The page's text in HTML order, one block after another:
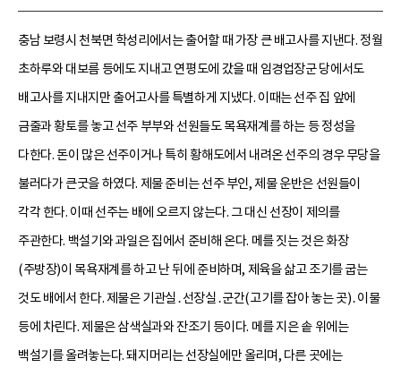
충남 보령시 천북면 학성리에서는 출어할 때 가장 큰 배고사를 지낸다. 정월
초하루와 대보름 등에도 지내고 연평도에 갔을 때 임경업장군 당에서도
배고사를 지내지만 출어고사를 특별하게 지냈다. 이때는 선주 집 앞에
금줄과 황토를 놓고 선주 부부와 선원들도 목욕재계를 하는 등 정성을
다한다. 돈이 많은 선주이거나 특히 황해도에서 내려온 선주의 경우 무당을
불러다가 큰굿을 하였다. 제물 준비는 선주 부인, 제물 운반은 선원들이
각각 한다. 이때 선주는 배에 오르지 않는다. 그 대신 선장이 제의를
주관한다. 백설기와 과일은 집에서 준비해 온다. 메를 짓는 것은 화장
(주방장)이 목욕재계를 하고 난 뒤에 준비하며, 제육을 삶고 조기를 굽는
것도 배에서 한다. 제물은 기관실․선장실․군간(고기를 잡아 놓는 곳)․이물
등에 차린다. 제물은 삼색실과와 잔조기 등이다. 메를 지은 솥 위에는
백설기를 올려놓는다. 돼지머리는 선장실에만 올리며, 다른 곳에는